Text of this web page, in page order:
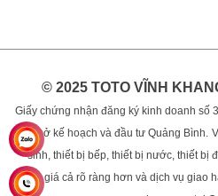
© 2025 TOTO VĨNH
Giấy chứng nhận đăng ký kinh doanh số
bởi sở kế hoạch và đầu tư Quảng Bình.
sinh, thiết bị bếp, thiết bị nước, thiết bị
chọn, giá cả rõ ràng hơn và dịch vụ giao